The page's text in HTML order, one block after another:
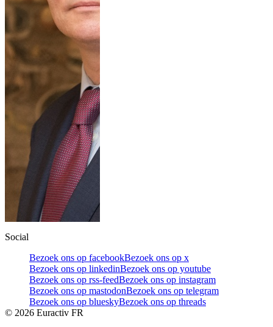
Social
Bezoek ons op facebookBezoek ons op x
Bezoek ons op linkedinBezoek ons op youtube
Bezoek ons op rss-feedBezoek ons op instagram
Bezoek ons op mastodonBezoek ons op telegram
Bezoek ons op blueskyBezoek ons op threads
© 2026 Euractiv FR